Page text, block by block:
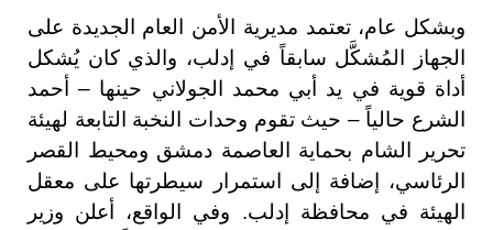
وبشكل عام، تعتمد مديرية الأمن العام الجديدة على
الجهاز المُشكَّل سابقاً في إدلب، والذي كان يُشكل
أداة قوية في يد أبي محمد الجولاني حينها – أحمد
الشرع حالياً – حيث تقوم وحدات النخبة التابعة لهيئة
تحرير الشام بحماية العاصمة دمشق ومحيط القصر
الرئاسي، إضافة إلى استمرار سيطرتها على معقل
الهيئة في محافظة إدلب. وفي الواقع، أعلن وزير